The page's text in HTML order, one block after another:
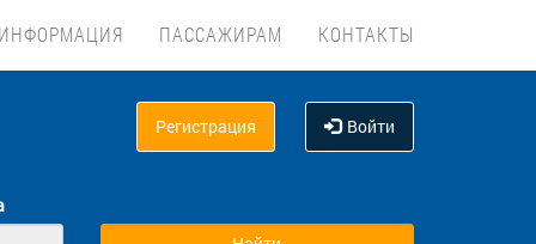
ИНФОРМАЦИЯ ПАССАЖИРАМ КОНТАКТЫ
Регистрация Войти